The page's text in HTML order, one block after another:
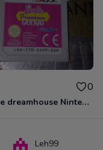
0
Barbie dreamhouse Nintendo 3DS
Leh99